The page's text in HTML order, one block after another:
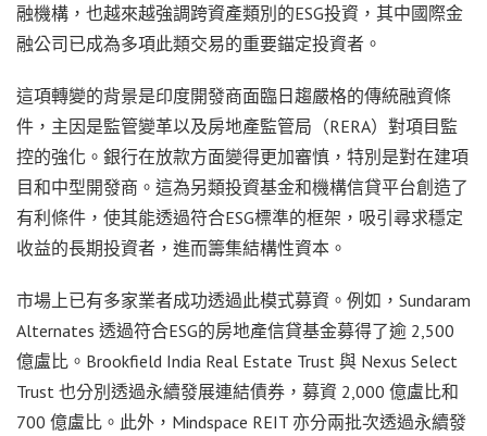
融機構，也越來越強調跨資產類別的ESG投資，其中國際金
融公司已成為多項此類交易的重要錨定投資者。
這項轉變的背景是印度開發商面臨日趨嚴格的傳統融資條
件，主因是監管變革以及房地產監管局（RERA）對項目監
控的強化。銀行在放款方面變得更加審慎，特別是對在建項
目和中型開發商。這為另類投資基金和機構信貸平台創造了
有利條件，使其能透過符合ESG標準的框架，吸引尋求穩定
收益的長期投資者，進而籌集結構性資本。
市場上已有多家業者成功透過此模式募資。例如，Sundaram
Alternates 透過符合ESG的房地產信貸基金募得了逾 2,500
億盧比。Brookfield India Real Estate Trust 與 Nexus Select
Trust 也分別透過永續發展連結債券，募資 2,000 億盧比和
700 億盧比。此外，Mindspace REIT 亦分兩批次透過永續發